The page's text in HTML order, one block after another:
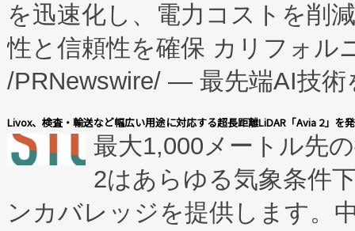
従来のフェッドバッチ施設の
に、患者やサプライチェーン
キー方式で拡張性が高く、持
す。FCCM‑を活用した現地生
患者にとっての費用負担を大
のアクセスを大幅に拡大する
Fully-Connected Continuous
を迅速化し、電力コストを削
性と信頼性を確保 カリフォル
/PRNewswire/ — 最先端AI技術
会社エーアイ・アンド：本社
President原信平）と、エンタ
ードするVoltaiqは、日本にあ
ーエネルギー貯蔵システム（
Livox、検査・輸送など幅広い用途に対応する超長距離LiDAR「Avia 2」を
最大1,000メートル先
2はあらゆる気象条件
ンカバレッジを提供します。